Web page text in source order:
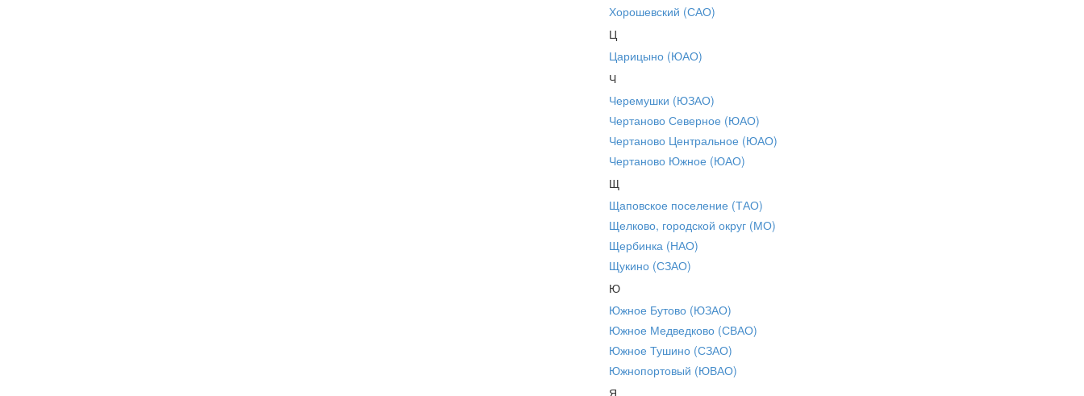
Хорошевский (САО)
Ц
Царицыно (ЮАО)
Ч
Черемушки (ЮЗАО)
Чертаново Северное (ЮАО)
Чертаново Центральное (ЮАО)
Чертаново Южное (ЮАО)
Щ
Щаповское поселение (ТАО)
Щелково, городской округ (МО)
Щербинка (НАО)
Щукино (СЗАО)
Ю
Южное Бутово (ЮЗАО)
Южное Медведково (СВАО)
Южное Тушино (СЗАО)
Южнопортовый (ЮВАО)
Я